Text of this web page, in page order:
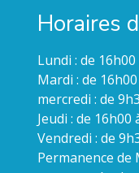
Horaires
Lundi : de
Mardi : de
mercredi : de
Jeudi : de 16h00
Vendredi : de
Permanence